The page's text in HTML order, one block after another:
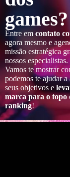
games?
Entre em contato
agora mesmo e
missão estratégica
nossos especialistas.
Vamos te mostrar
podemos te ajudar a
seus objetivos e
marca para o topo
ranking!